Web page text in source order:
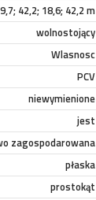
19,7; 42,2; 18,6; 42,2 m
wolnostojący
Wlasnosc
PCV
niewymienione
jest
zagospodarowana
płaska
prostokąt